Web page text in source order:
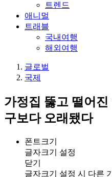
트렌드
애니멀
트래블
국내여행
해외여행
글로벌
국제
가정집 뚫고 떨어진
구보다 오래됐다
폰트크기
글자크기 설정
닫기
글자크기 설정 시 다른